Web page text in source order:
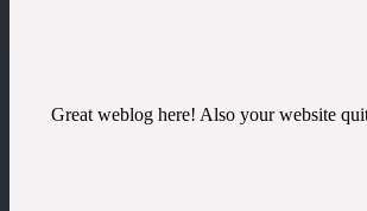
Great weblog here! Also your website